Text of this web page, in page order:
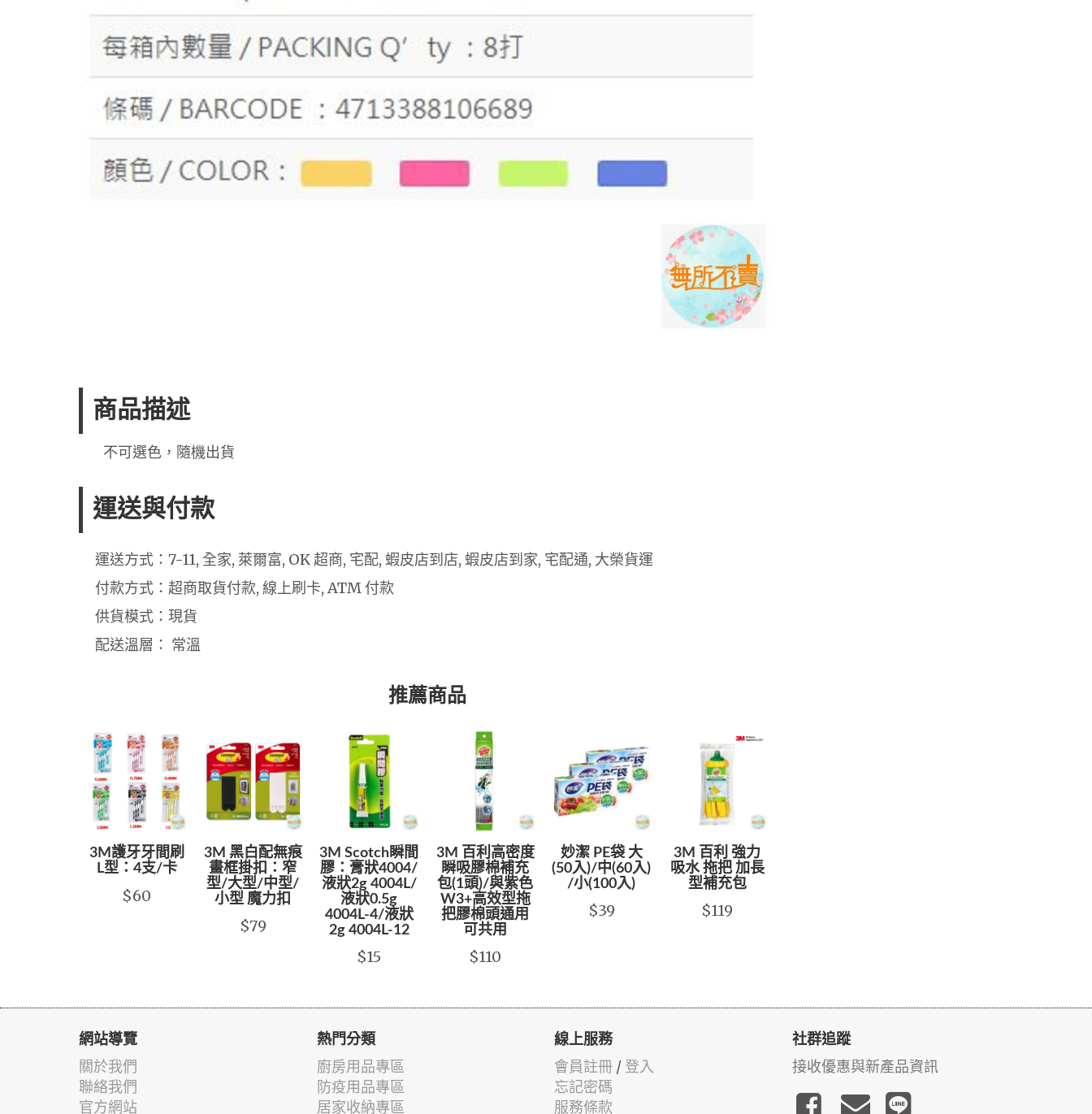
商品描述
不可選色，隨機出貨
運送與付款
運送方式：7-11, 全家, 萊爾富, OK 超商, 宅配, 蝦皮店到店, 蝦皮店到家, 宅配通, 大榮貨運
付款方式：超商取貨付款, 線上刷卡, ATM 付款
供貨模式：現貨
配送溫層： 常溫
推薦商品
3M護牙牙間刷
L型：4支/卡
$60
3M 黑白配無痕
畫框掛扣：窄
型/大型/中型/
小型 魔力扣
$79
3M Scotch瞬間
膠：膏狀4004/
液狀2g 4004L/
液狀0.5g
4004L-4/液狀
2g 4004L-12
$15
3M 百利高密度
瞬吸膠棉補充
包(1頭)/與紫色
W3+高效型拖
把膠棉頭通用
可共用
$110
妙潔 PE袋 大
(50入)/中(60入)
/小(100入)
$39
3M 百利 強力
吸水 拖把 加長
型補充包
$119
網站導覽
關於我們
聯絡我們
官方網站
熱門分類
廚房用品專區
防疫用品專區
居家收納專區
線上服務
會員註冊 / 登入
忘記密碼
服務條款
社群追蹤
接收優惠與新產品資訊